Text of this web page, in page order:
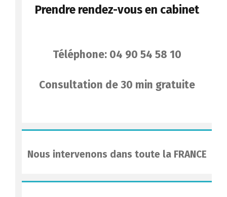
Prendre rendez-vous en cabinet
Téléphone: 04 90 54 58 10
Consultation de 30 min gratuite
Nous intervenons dans toute la FRANCE